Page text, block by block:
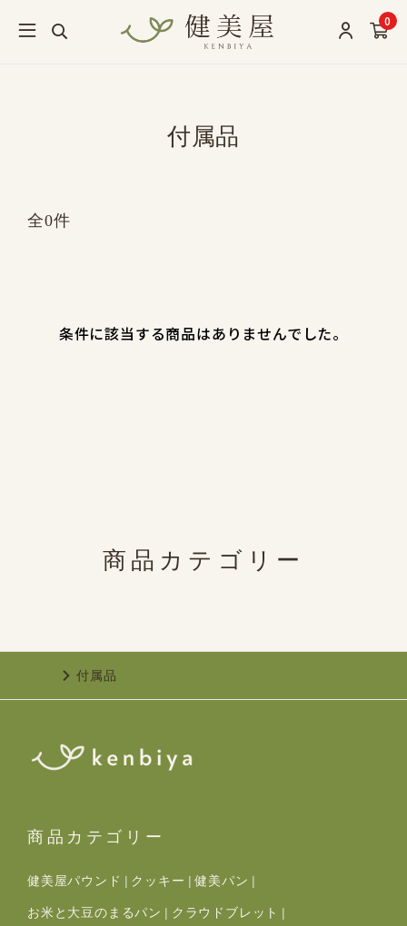
0
付属品
全0件
条件に該当する商品はありませんでした。
商品カテゴリー
付属品
商品カテゴリー
健美屋パウンド クッキー 健美パン
お米と大豆のまるパン クラウドブレット